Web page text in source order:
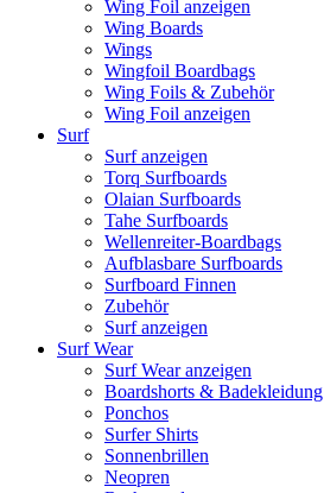
Wing Foil anzeigen
Wing Boards
Wings
Wingfoil Boardbags
Wing Foils & Zubehör
Wing Foil anzeigen
Surf
Surf anzeigen
Torq Surfboards
Olaian Surfboards
Tahe Surfboards
Wellenreiter-Boardbags
Aufblasbare Surfboards
Surfboard Finnen
Zubehör
Surf anzeigen
Surf Wear
Surf Wear anzeigen
Boardshorts & Badekleidung
Ponchos
Surfer Shirts
Sonnenbrillen
Neopren